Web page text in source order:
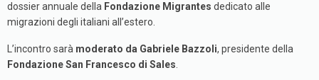
dossier annuale della Fondazione Migrantes dedicato alle
migrazioni degli italiani all’estero.
L’incontro sarà moderato da Gabriele Bazzoli, presidente della
Fondazione San Francesco di Sales.